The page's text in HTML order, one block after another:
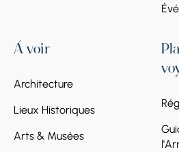
À voir
Architecture
Lieux Historiques
Arts & Musées